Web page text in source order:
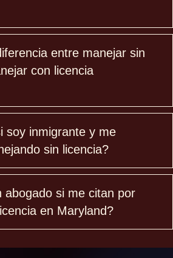
entre manejar sin
con licencia
soy inmigrante y me
sin licencia?
abogado si me citan por
en Maryland?